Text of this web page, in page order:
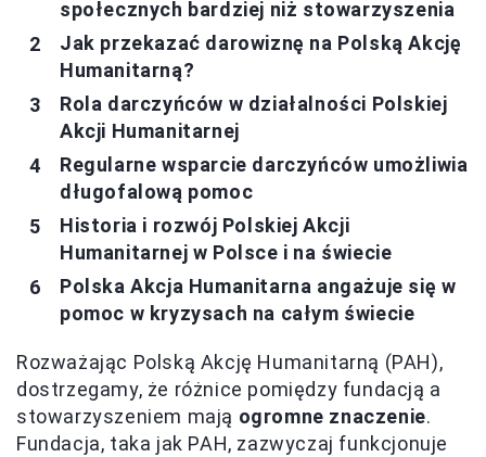
społecznych bardziej niż stowarzyszenia
Jak przekazać darowiznę na Polską Akcję
Humanitarną?
Rola darczyńców w działalności Polskiej
Akcji Humanitarnej
Regularne wsparcie darczyńców umożliwia
długofalową pomoc
Historia i rozwój Polskiej Akcji
Humanitarnej w Polsce i na świecie
Polska Akcja Humanitarna angażuje się w
pomoc w kryzysach na całym świecie
Rozważając Polską Akcję Humanitarną (PAH),
dostrzegamy, że różnice pomiędzy fundacją a
stowarzyszeniem mają ogromne znaczenie.
Fundacja, taka jak PAH, zazwyczaj funkcjonuje